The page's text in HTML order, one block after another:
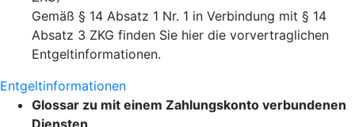
Gemäß § 14 Absatz 1 Nr. 1 in Verbindung mit § 14
Absatz 3 ZKG finden Sie hier die vorvertraglichen
Entgeltinformationen.
Entgeltinformationen
Glossar zu mit einem Zahlungskonto verbundenen
Diensten